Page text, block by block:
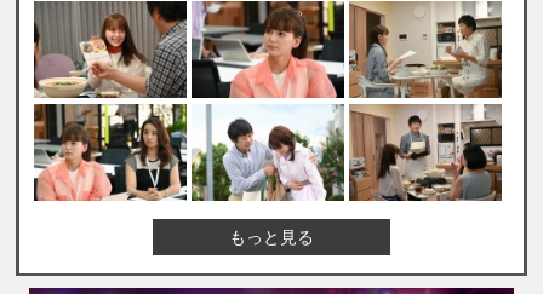
もっと見る